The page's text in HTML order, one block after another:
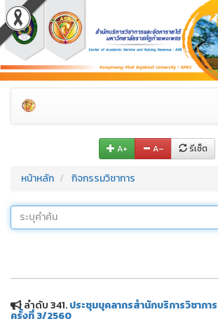
A+ A– รีเซ็ต
หน้าหลัก กิจกรรมวิชาการ
ลำดับ 341.ประชุมบุคลากรสำนักบริการวิชากา
ครั้งที่ 3/2560